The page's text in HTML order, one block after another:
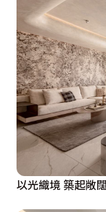
以光織境 築起敞